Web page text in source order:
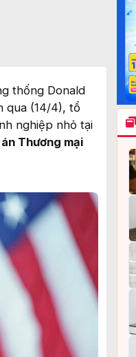
thống Donald
qua (14/4), tổ
nghiệp nhỏ tại
Thương mại